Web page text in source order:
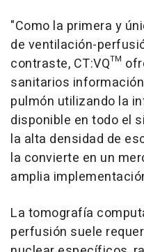
"Como la primera y
de ventilación-
contraste, CT:VQ™
sanitarios
pulmón utilizando la
disponible en todo el
la alta densidad de
la convierte en un
amplia
La tomografía
perfusión suele